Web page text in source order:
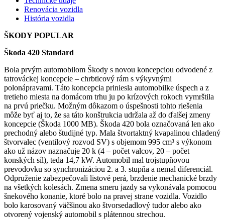
Renovácia vozidla
História vozidla
ŠKODY POPULAR
Škoda 420 Standard
Bola prvým automobilom Škody s novou koncepciou odvodené z
tatrováckej koncepcie – chrbticový rám s výkyvnými
polonápravami. Táto koncepcia priniesla automobilke úspech a z
tretieho miesta na domácom trhu ju po krízových rokoch vymrštila
na prvú priečku. Možným dôkazom o úspešnosti tohto riešenia
môže byť aj to, že sa táto konštrukcia udržala až do ďalšej zmeny
koncepcie (Škoda 1000 MB). Škoda 420 bola označovaná len ako
prechodný alebo študijné typ. Mala štvortaktný kvapalinou chladený
štvorvalec (ventilový rozvod SV) s objemom 995 cm³ s výkonom
ako už názov naznačuje 20 k (4 – počet valcov, 20 – počet
konských síl), teda 14,7 kW. Automobil mal trojstupňovou
prevodovku so synchronizáciou 2. a 3. stupňa a nemal diferenciál.
Odpruženie zabezpečovali listové perá, brzdenie mechanické brzdy
na všetkých kolesách. Zmena smeru jazdy sa vykonávala pomocou
šnekového konanie, ktoré bolo na pravej strane vozidla. Vozidlo
bolo karosovaný väčšinou ako štvorsedadlový tudor alebo ako
otvorený vojenský automobil s plátennou strechou.